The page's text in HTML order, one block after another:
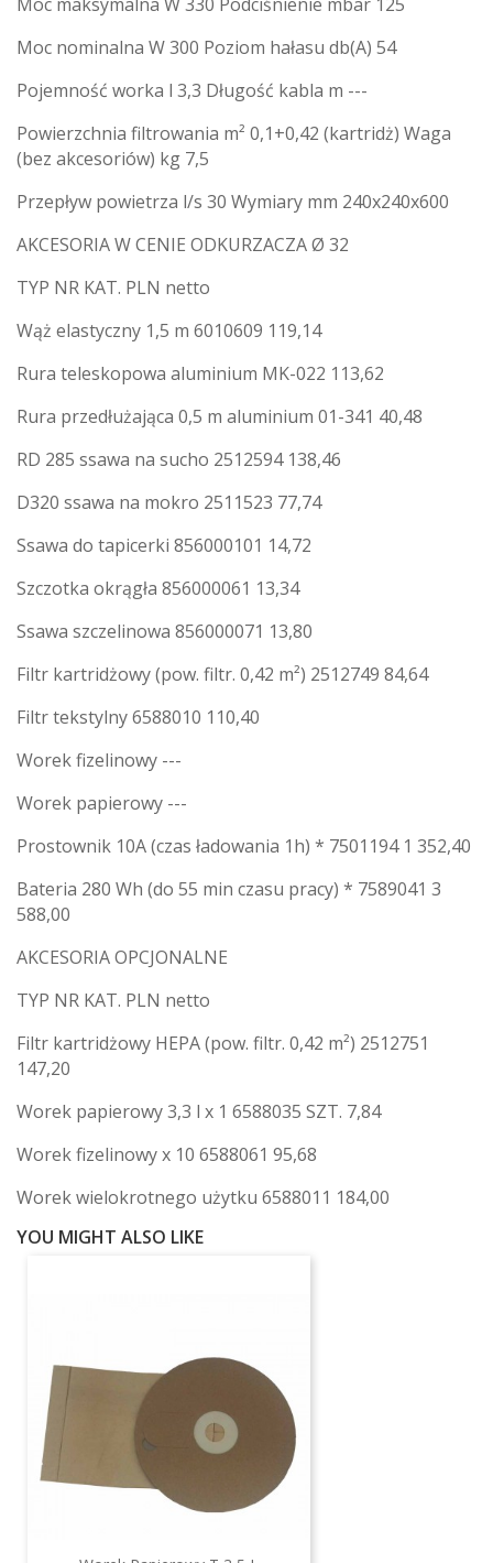
Moc maksymalna W 330 Podciśnienie mbar 125
Moc nominalna W 300 Poziom hałasu db(A) 54
Pojemność worka l 3,3 Długość kabla m ---
Powierzchnia filtrowania m² 0,1+0,42 (kartridż) Waga
(bez akcesoriów) kg 7,5
Przepływ powietrza l/s 30 Wymiary mm 240x240x600
AKCESORIA W CENIE ODKURZACZA Ø 32
TYP NR KAT. PLN netto
Wąż elastyczny 1,5 m 6010609 119,14
Rura teleskopowa aluminium MK-022 113,62
Rura przedłużająca 0,5 m aluminium 01-341 40,48
RD 285 ssawa na sucho 2512594 138,46
D320 ssawa na mokro 2511523 77,74
Ssawa do tapicerki 856000101 14,72
Szczotka okrągła 856000061 13,34
Ssawa szczelinowa 856000071 13,80
Filtr kartridżowy (pow. filtr. 0,42 m²) 2512749 84,64
Filtr tekstylny 6588010 110,40
Worek fizelinowy ---
Worek papierowy ---
Prostownik 10A (czas ładowania 1h) * 7501194 1 352,40
Bateria 280 Wh (do 55 min czasu pracy) * 7589041 3
588,00
AKCESORIA OPCJONALNE
TYP NR KAT. PLN netto
Filtr kartridżowy HEPA (pow. filtr. 0,42 m²) 2512751
147,20
Worek papierowy 3,3 l x 1 6588035 SZT. 7,84
Worek fizelinowy x 10 6588061 95,68
Worek wielokrotnego użytku 6588011 184,00
YOU MIGHT ALSO LIKE